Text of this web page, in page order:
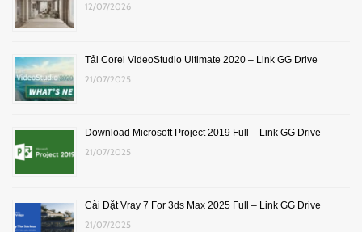
12/07/2026
Tải Corel VideoStudio Ultimate 2020 – Link GG Drive
21/07/2025
Download Microsoft Project 2019 Full – Link GG Drive
21/07/2025
Cài Đặt Vray 7 For 3ds Max 2025 Full – Link GG Drive
21/07/2025